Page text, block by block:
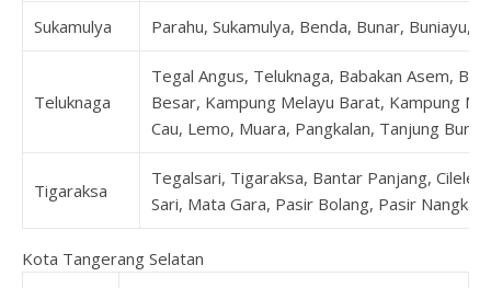
Sukamulya Parahu, Sukamulya, Benda, Bunar, Buniayu,
Teluknaga
Tegal Angus, Teluknaga, Babakan Asem,
Besar, Kampung Melayu Barat, Kampung
Cau, Lemo, Muara, Pangkalan, Tanjung
Tigaraksa
Tegalsari, Tigaraksa, Bantar Panjang,
Sari, Mata Gara, Pasir Bolang, Pasir
Kota Tangerang Selatan